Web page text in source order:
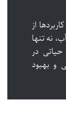
کاربردها از
نه تنها
در
و بهبود